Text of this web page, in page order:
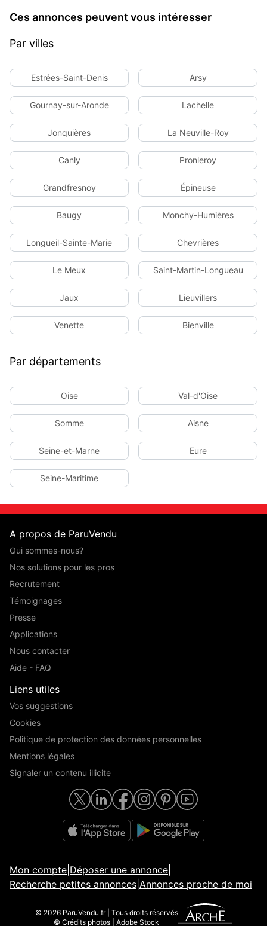
Ces annonces peuvent vous intéresser
Par villes
Estrées-Saint-Denis Arsy
Gournay-sur-Aronde Lachelle
Jonquières La Neuville-Roy
Canly Pronleroy
Grandfresnoy Épineuse
Baugy Monchy-Humières
Longueil-Sainte-Marie Chevrières
Le Meux Saint-Martin-Longueau
Jaux Lieuvillers
Venette Bienville
Par départements
Oise Val-d'Oise
Somme Aisne
Seine-et-Marne Eure
Seine-Maritime
A propos de ParuVendu
Qui sommes-nous?
Nos solutions pour les pros
Recrutement
Témoignages
Presse
Applications
Nous contacter
Aide - FAQ
Liens utiles
Vos suggestions
Cookies
Politique de protection des données personnelles
Mentions légales
Signaler un contenu illicite
Mon compte Déposer une annonce
Recherche petites annonces Annonces proche de moi
© 2026 ParuVendu.fr | Tous droits réservés
© Crédits photos | Adobe Stock